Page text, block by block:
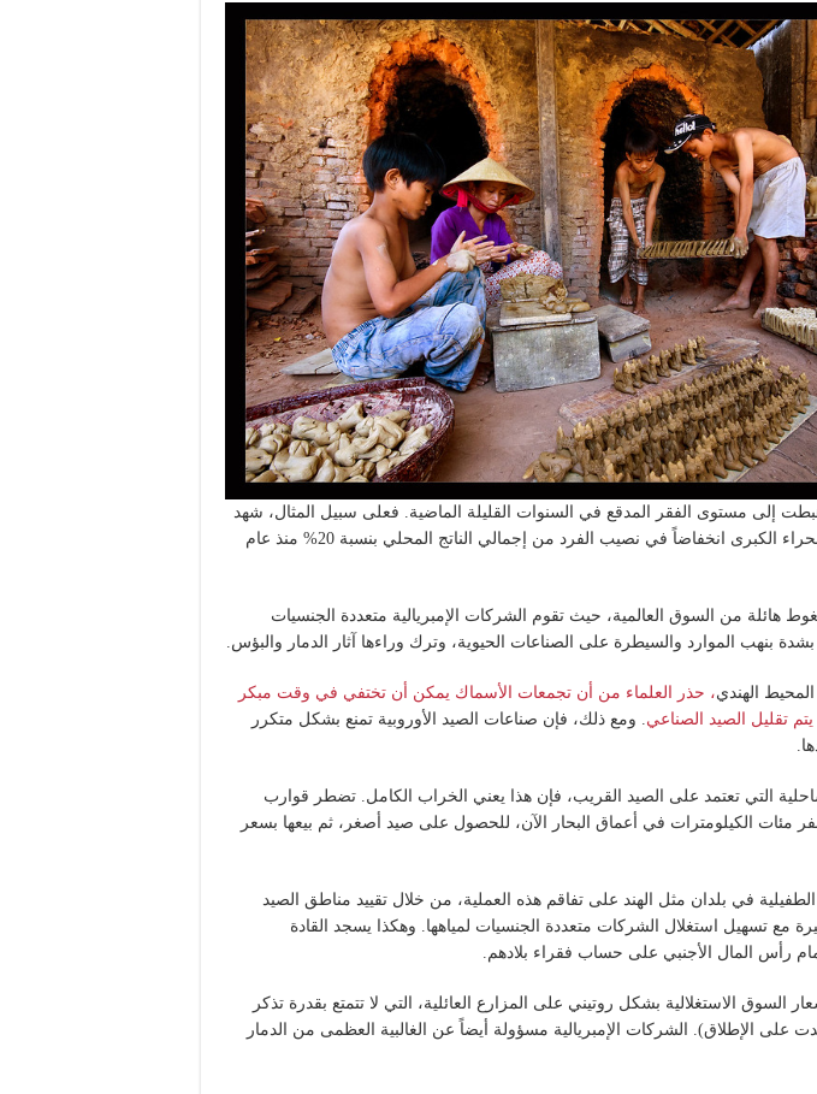
هبطت إلى مستوى الفقر المدقع في السنوات القليلة الماضية. فعلى سبيل المثال، شهد
سكان بلدان جنوب الصحراء الكبرى انخفاضاً في نصيب الفرد من إجمالي الناتج المحلي بنسبة 20% منذ عام
هائلة من السوق العالمية، حيث تقوم الشركات الإمبريالية متعددة الجنسيات
بنهب الموارد والسيطرة على الصناعات الحيوية، وترك وراءها آثار الدمار والبؤس.
الهندي، حذر العلماء من أن تجمعات الأسماك يمكن أن تختفي في وقت مبكر
. ومع ذلك، فإن صناعات الصيد الأوروبية تمنع بشكل متكرر
التي تعتمد على الصيد القريب، فإن هذا يعني الخراب الكامل. تضطر قوارب
مئات الكيلومترات في أعماق البحار الآن، للحصول على صيد أصغر، ثم بيعها بسعر
في بلدان مثل الهند على تفاقم هذه العملية، من خلال تقييد مناطق الصيد
مع تسهيل استغلال الشركات متعددة الجنسيات لمياهها. وهكذا يسجد القادة
رأس المال الأجنبي على حساب فقراء بلادهم.
السوق الاستغلالية بشكل روتيني على المزارع العائلية، التي لا تتمتع بقدرة تذكر
على الإطلاق). الشركات الإمبريالية مسؤولة أيضاً عن الغالبية العظمى من الدمار